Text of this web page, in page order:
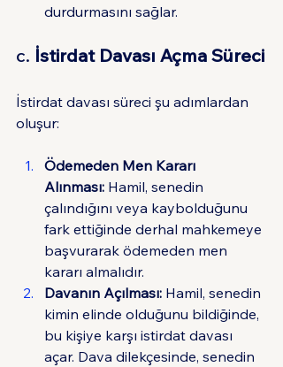
durdurmasını sağlar.
c. İstirdat Davası Açma Süreci
İstirdat davası süreci şu adımlardan
oluşur:
Ödemeden Men Kararı
Alınması: Hamil, senedin
çalındığını veya kaybolduğunu
fark ettiğinde derhal mahkemeye
başvurarak ödemeden men
kararı almalıdır.
Davanın Açılması: Hamil, senedin
kimin elinde olduğunu bildiğinde,
bu kişiye karşı istirdat davası
açar. Dava dilekçesinde, senedin